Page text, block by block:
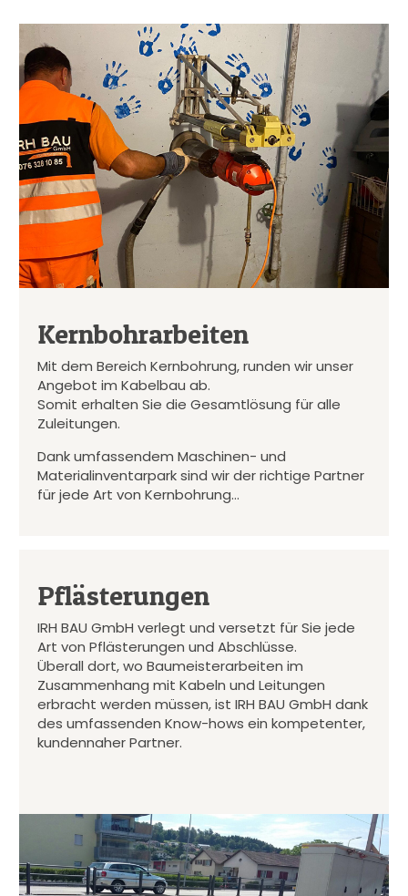
Kernbohrarbeiten
Mit dem Bereich Kernbohrung, runden wir unser
Angebot im Kabelbau ab.
Somit erhalten Sie die Gesamtlösung für alle
Zuleitungen.
Dank umfassendem Maschinen- und
Materialinventarpark sind wir der richtige Partner
für jede Art von Kernbohrung…
Pflästerungen
IRH BAU GmbH verlegt und versetzt für Sie jede
Art von Pflästerungen und Abschlüsse.
Überall dort, wo Baumeisterarbeiten im
Zusammenhang mit Kabeln und Leitungen
erbracht werden müssen, ist IRH BAU GmbH dank
des umfassenden Know-hows ein kompetenter,
kundennaher Partner.